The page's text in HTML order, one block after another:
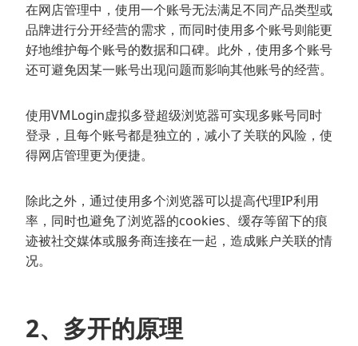
在网店管理中，使用一个账号无法满足不同产品类型或
品牌进行分开经营的需求，而同时使用多个账号则能更
好地维护每个账号的数据和口碑。此外，使用多个账号
还可避免因某一账号出现问题而影响其他账号的经营。
使用VMLogin虚拟多登超级浏览器可实现多账号同时
登录，且每个账号都是独立的，减小了关联的风险，使
得网店管理更为便捷。
除此之外，通过使用多个浏览器可以提高代理IP利用
率，同时也避免了浏览器的cookies、缓存等留下的痕
迹被社交媒体或服务商连接在一起，造成账户关联的情
况。
2、多开的原理